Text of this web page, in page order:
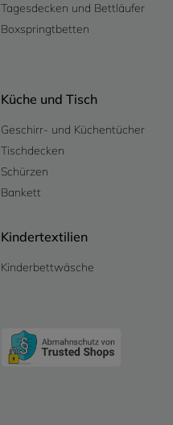
Tagesdecken und Bettläufer
Boxspringtbetten
Küche und Tisch
Geschirr- und Küchentücher
Tischdecken
Schürzen
Bankett
Kindertextilien
Kinderbettwäsche